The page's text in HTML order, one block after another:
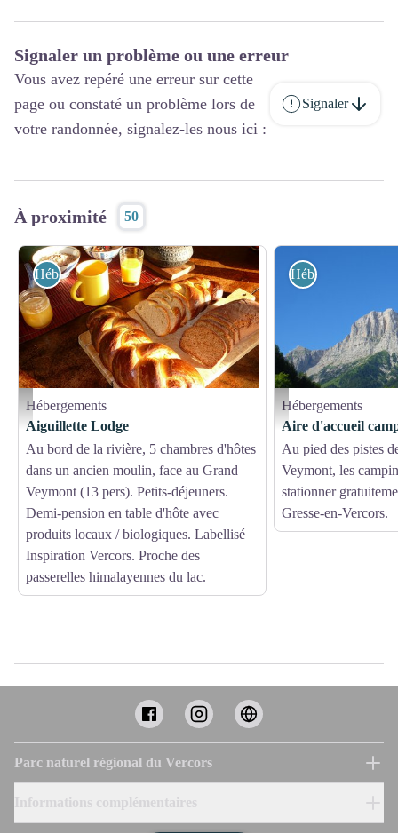
Signaler un problème ou une erreur
Vous avez repéré une erreur sur cette
page ou constaté un problème lors de
votre randonnée, signalez-les nous ici :
Signaler
À proximité 50
Petit-déjeuner à l'Aiguillette Lodge - F.Grabias
Hébergements
Hébergements
Aiguillette Lodge
Au bord de la rivière, 5 chambres d'hôtes
dans un ancien moulin, face au Grand
Veymont (13 pers). Petits-déjeuners.
Demi-pension en table d'hôte avec
produits locaux / biologiques. Labellisé
Inspiration Vercors. Proche des
passerelles himalayennes du lac.
Aire d'accueil camping-
Hébergements
Hébergements
Aire d'accueil
Au pied des pistes
Veymont, les
stationner
Gresse-en-Vercors.
Parc naturel régional du Vercors
Informations complémentaires